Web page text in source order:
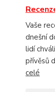
Vaše
dnešní
lidí
přívěsů
celé